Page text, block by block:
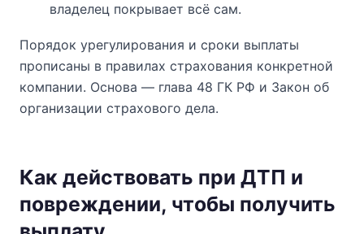
владелец покрывает всё сам.
Порядок урегулирования и сроки выплаты
прописаны в правилах страхования конкретной
компании. Основа — глава 48 ГК РФ и Закон об
организации страхового дела.
Как действовать при ДТП и
повреждении, чтобы получить